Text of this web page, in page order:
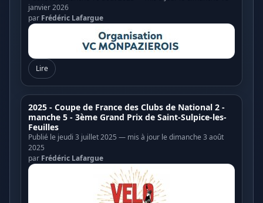
janvier 2026
par Frédéric Lafargue
Lire
2025 - Coupe de France des Clubs de National 2 -
manche 5 - 3ème Grand Prix de Saint-Sulpice-les-
Feuilles
Publié le jeudi 3 juillet 2025 — mis à jour le dimanche 3 août
2025
par Frédéric Lafargue